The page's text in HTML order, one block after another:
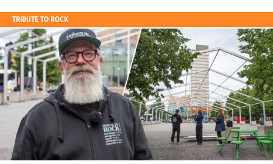
TRIBUTE TO ROCK